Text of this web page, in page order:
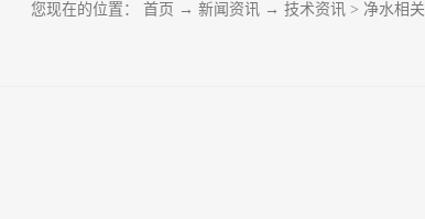
您现在的位置： 首页 → 新闻资讯 → 技术资讯 > 净水相关